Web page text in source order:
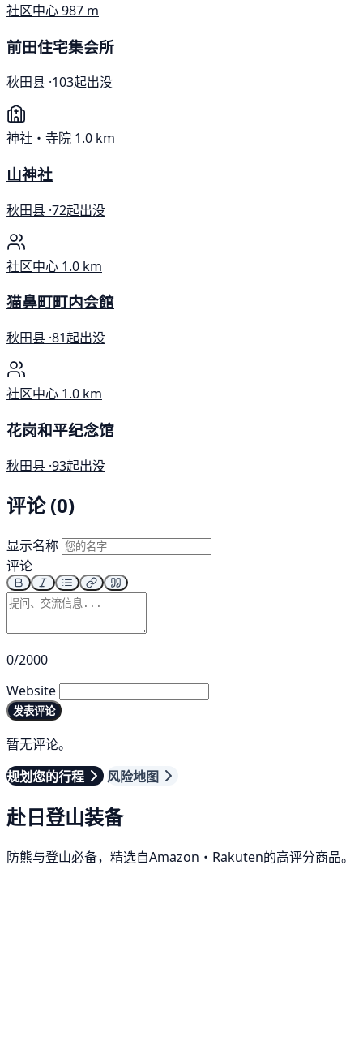
社区中心987 m
前田住宅集会所
秋田县 ·103起出没
神社・寺院 1.0 km
山神社
秋田县 ·72起出没
社区中心 1.0 km
猫鼻町町内会館
秋田县 ·81起出没
社区中心 1.0 km
花岗和平纪念馆
秋田县 ·93起出没
评论 (0)
显示名称
评论
0/2000
Website
发表评论
暂无评论。
规划您的行程
风险地图
赴日登山装备
防熊与登山必备，精选自Amazon・Rakuten的高评分商品。